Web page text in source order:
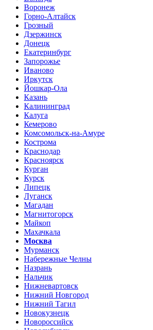
Воронеж
Горно-Алтайск
Грозный
Дзержинск
Донецк
Екатеринбург
Запорожье
Иваново
Иркутск
Йошкар-Ола
Казань
Калининград
Калуга
Кемерово
Комсомольск-на-Амуре
Кострома
Краснодар
Красноярск
Курган
Курск
Липецк
Луганск
Магадан
Магнитогорск
Майкоп
Махачкала
Москва
Мурманск
Набережные Челны
Назрань
Нальчик
Нижневартовск
Нижний Новгород
Нижний Тагил
Новокузнецк
Новороссийск